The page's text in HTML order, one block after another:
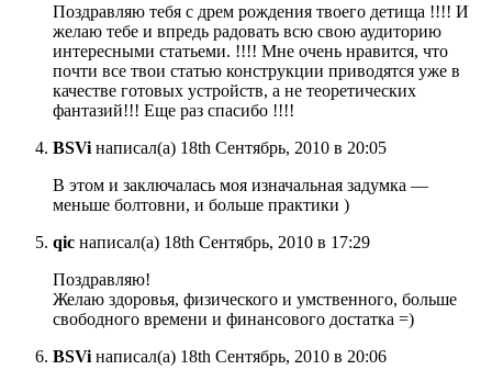
Поздравляю тебя с дрем рождения твоего детища !!!! И
желаю тебе и впредь радовать всю свою аудиторию
интересными статьеми. !!!! Мне очень нравится, что
почти все твои статью конструкции приводятся уже в
качестве готовых устройств, а не теоретических
фантазий!!! Еще раз спасибо !!!!
BSVi написал(а) 18th Сентябрь, 2010 в 20:05
В этом и заключалась моя изначальная задумка —
меньше болтовни, и больше практики )
qic написал(а) 18th Сентябрь, 2010 в 17:29
Поздравляю!
Желаю здоровья, физического и умственного, больше
свободного времени и финансового достатка =)
BSVi написал(а) 18th Сентябрь, 2010 в 20:06